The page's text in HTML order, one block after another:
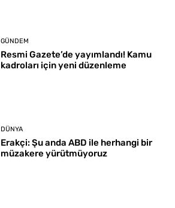
GÜNDEM
Resmi Gazete’de yayımlandı! Kamu
kadroları için yeni düzenleme
DÜNYA
Erakçi: Şu anda ABD ile herhangi bir
müzakere yürütmüyoruz